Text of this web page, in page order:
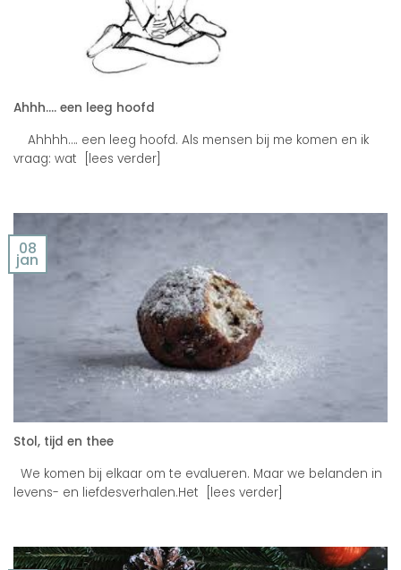
Ahhh…. een leeg hoofd
Ahhhh…. een leeg hoofd. Als mensen bij me komen en ik
vraag: wat [lees verder]
Stol, tijd en thee
We komen bij elkaar om te evalueren. Maar we belanden in
levens- en liefdesverhalen.Het [lees verder]
08
jan